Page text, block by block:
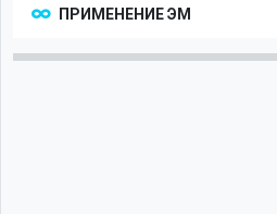
ПРИМЕНЕНИЕ ЭМ